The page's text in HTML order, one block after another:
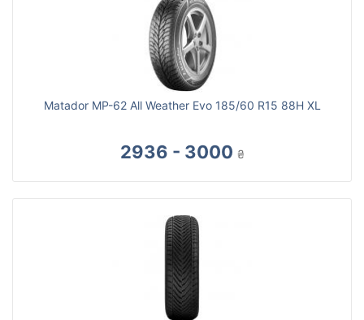
Matador MP-62 All Weather Evo 185/60 R15 88H XL
2936 - 3000 ₴